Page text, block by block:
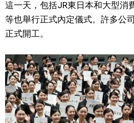
文化
生活
運動
這一天，包括JR東日本和大型消
等也舉行正式內定儀式。許多公
正式開工。